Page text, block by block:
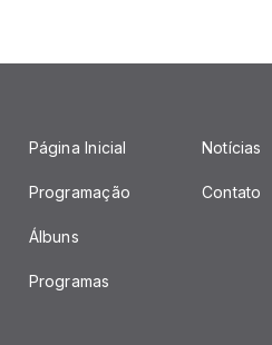
Página Inicial
Programação
Álbuns
Programas
Notícias
Contato